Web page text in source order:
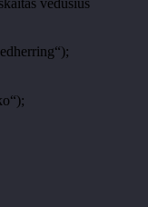
vedusius
“);
“);